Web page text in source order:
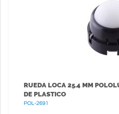
RUEDA LOCA 25.4 MM
DE PLASTICO
POL-2691